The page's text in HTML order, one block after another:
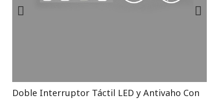
Doble Interruptor Táctil LED y Antivaho Con